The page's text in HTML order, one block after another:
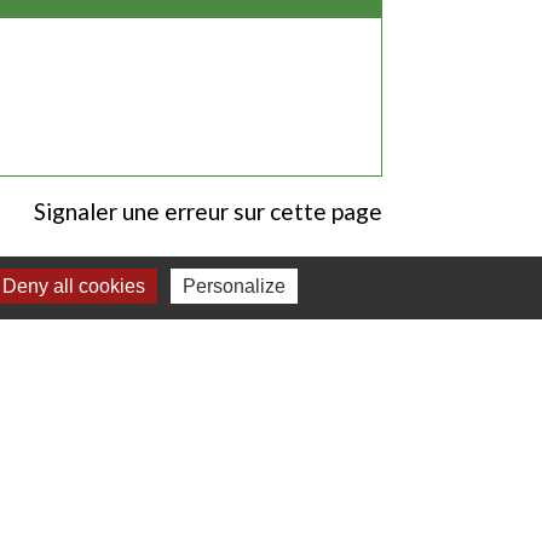
Signaler une erreur sur cette page
Deny all cookies Personalize